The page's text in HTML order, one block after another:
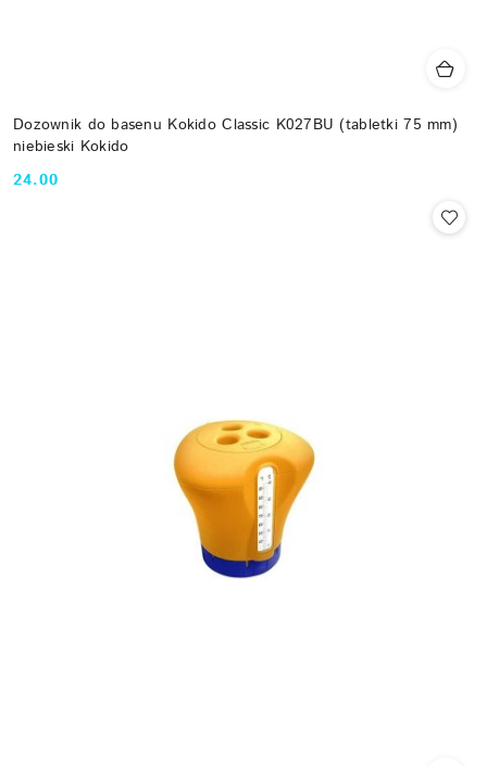
Dozownik do basenu Kokido Classic K027BU (tabletki 75 mm)
niebieski Kokido
Cena:
24.00